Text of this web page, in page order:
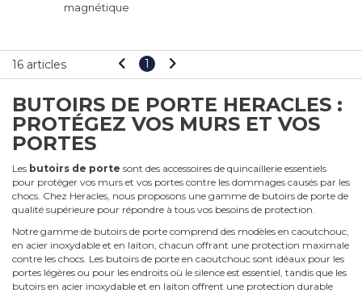
magnétique
16 articles 1
BUTOIRS DE PORTE HERACLES :
PROTÉGEZ VOS MURS ET VOS
PORTES
Les butoirs de porte sont des accessoires de quincaillerie essentiels
pour protéger vos murs et vos portes contre les dommages causés par les
chocs. Chez Heracles, nous proposons une gamme de butoirs de porte de
qualité supérieure pour répondre à tous vos besoins de protection.
Notre gamme de butoirs de porte comprend des modèles en caoutchouc,
en acier inoxydable et en laiton, chacun offrant une protection maximale
contre les chocs. Les butoirs de porte en caoutchouc sont idéaux pour les
portes légères ou pour les endroits où le silence est essentiel, tandis que les
butoirs en acier inoxydable et en laiton offrent une protection durable